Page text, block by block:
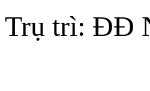
Trụ trì: ĐĐ